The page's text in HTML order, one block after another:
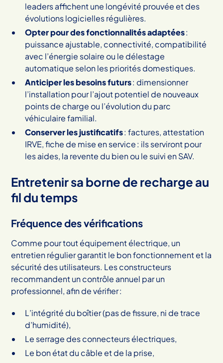
leaders affichent une longévité prouvée et des
évolutions logicielles régulières.
Opter pour des fonctionnalités adaptées:
puissance ajustable, connectivité, compatibilité
avec l’énergie solaire ou le délestage
automatique selon les priorités domestiques.
Anticiper les besoins futurs: dimensionner
l’installation pour l’ajout potentiel de nouveaux
points de charge ou l’évolution du parc
véhiculaire familial.
Conserver les justificatifs: factures, attestation
IRVE, fiche de mise en service : ils serviront pour
les aides, la revente du bien ou le suivi en SAV.
Entretenir sa borne de recharge au
fil du temps
Fréquence des vérifications
Comme pour tout équipement électrique, un
entretien régulier garantit le bon fonctionnement et la
sécurité des utilisateurs. Les constructeurs
recommandent un contrôle annuel par un
professionnel, afin de vérifier :
L’intégrité du boîtier (pas de fissure, ni de trace
d’humidité),
Le serrage des connecteurs électriques,
Le bon état du câble et de la prise,